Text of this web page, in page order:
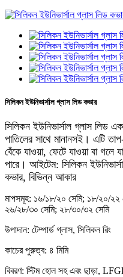
সিলিকন ইউনিভার্সাল গ্লাস লিড কভার
সিলিকন ইউনিভার্সাল গ্লাস লিড
পাতিলের সাথে মানানসই। এটি
বেঁকে যাওয়া, ফেটে যাওয়া বা গলে
পারে। আইটেম: সিলিকন
কভার, বিভিন্ন আকার
মাপসমূহ: ১৬/১৮/২০ সেমি; ১৮/২০/২২
২৬/২৮/৩০ সেমি; ২৮/৩০/৩২ সেমি
উপাদান: টেম্পার্ড গ্লাস, সিলিকন রিং
কাচের পুরুত্ব: ৪ মিমি
বিবরণ: স্টিম হোল সহ এবং ছাড়া,